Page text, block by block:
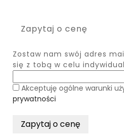
Zapytaj o cenę
Zostaw nam swój adres
się z tobą w celu
Akceptuję ogólne warunki
prywatności